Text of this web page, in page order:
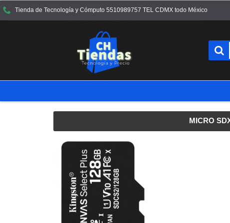
Tienda de Tecnología y Cómputo 5510989757 TEL CDMX todo México
MICRO